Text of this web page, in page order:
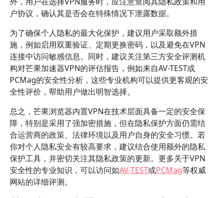
户协议，确认其是否会在特殊情况下泄露数据。
为了确保个人隐私的最大化保护，建议用户采取额外措
施，例如启用双重验证、定期更换密码，以及避免在VPN
连接中访问敏感信息。同时，建议关注第三方安全评测机
构对芒果加速器VPN的评估报告，例如来自AV-TEST或
PCMag的安全性分析，这些专业机构可以提供更客观的安
全性评价，帮助用户做出明智选择。
总之，芒果浏览器内置VPN在技术层面具备一定的安全保
障，特别是采用了强加密措施，但在隐私保护方面仍需结
合运营商的政策、法律环境以及用户自身的安全习惯。若
你对个人隐私安全有较高要求，建议结合使用额外的隐私
保护工具，并密切关注其隐私政策的更新。更多关于VPN
安全性的专业知识，可以访问如AV-TEST或PCMag等权威
网站的详细评测。